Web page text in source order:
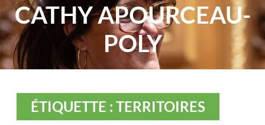
CATHY APOURCEAU-
POLY
ÉTIQUETTE : TERRITOIRES